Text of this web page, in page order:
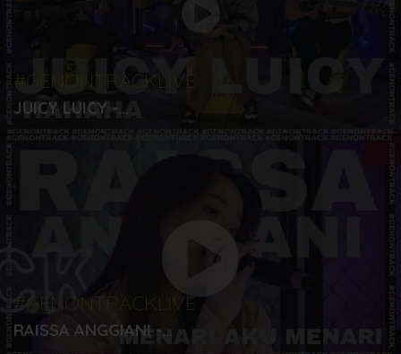
#GENONTRACKLIVE
JUICY LUICY -...
#GENONTRACKLIVE
RAISSA ANGGIANI -...